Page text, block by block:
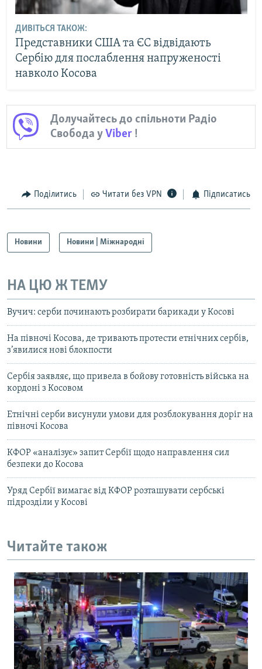
ДИВІТЬСЯ ТАКОЖ:
Представники США та ЄС відвідають
Сербію для послаблення напруженості
навколо Косова
Долучайтесь до спільноти Радіо
Свобода уViber !
Поділитись Читати без VPN Підписатись
Новини Новини | Міжнародні
НА ЦЮ Ж ТЕМУ
Вучич: серби починають розбирати барикади у Косові
На півночі Косова, де тривають протести етнічних сербів,
з’явилися нові блокпости
Сербія заявляє, що привела в бойову готовність війська на
кордоні з Косовом
Етнічні серби висунули умови для розблокування доріг на
півночі Косова
КФОР «аналізує» запит Сербії щодо направлення сил
безпеки до Косова
Уряд Сербії вимагає від КФОР розташувати сербські
підрозділи у Косові
Читайте також